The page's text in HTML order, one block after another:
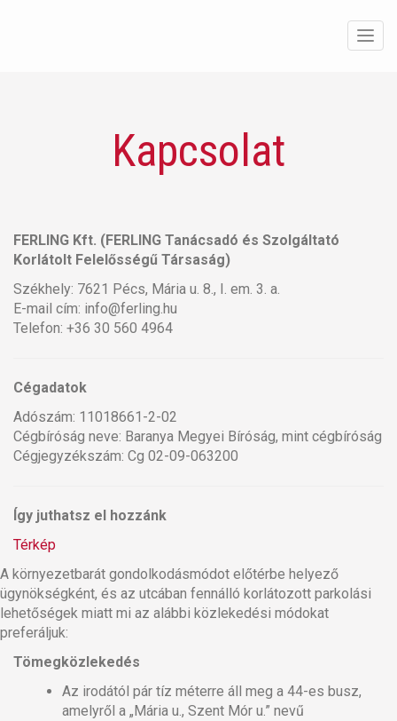
Kapcsolat
FERLING Kft. (FERLING Tanácsadó és Szolgáltató
Korlátolt Felelősségű Társaság)
Székhely: 7621 Pécs, Mária u. 8., I. em. 3. a.
E-mail cím: info@ferling.hu
Telefon: +36 30 560 4964
Cégadatok
Adószám: 11018661-2-02
Cégbíróság neve: Baranya Megyei Bíróság, mint cégbíróság
Cégjegyzékszám: Cg 02-09-063200
Így juthatsz el hozzánk
Térkép
A környezetbarát gondolkodásmódot előtérbe helyező
ügynökségként, és az utcában fennálló korlátozott parkolási
lehetőségek miatt mi az alábbi közlekedési módokat
preferáljuk:
Tömegközlekedés
Az irodától pár tíz méterre áll meg a 44-es busz,
amelyről a „Mária u., Szent Mór u.” nevű